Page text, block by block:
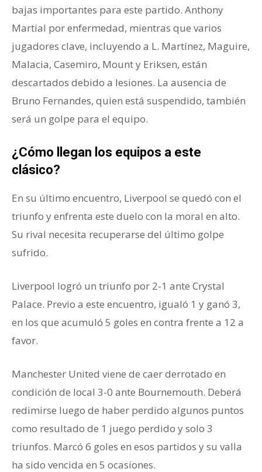
bajas importantes para este partido. Anthony
Martial por enfermedad, mientras que varios
jugadores clave, incluyendo a L. Martínez, Maguire,
Malacia, Casemiro, Mount y Eriksen, están
descartados debido a lesiones. La ausencia de
Bruno Fernandes, quien está suspendido, también
será un golpe para el equipo.
¿Cómo llegan los equipos a este
clásico?
En su último encuentro, Liverpool se quedó con el
triunfo y enfrenta este duelo con la moral en alto.
Su rival necesita recuperarse del último golpe
sufrido.
Liverpool logró un triunfo por 2-1 ante Crystal
Palace. Previo a este encuentro, igualó 1 y ganó 3,
en los que acumuló 5 goles en contra frente a 12 a
favor.
Manchester United viene de caer derrotado en
condición de local 3-0 ante Bournemouth. Deberá
redimirse luego de haber perdido algunos puntos
como resultado de 1 juego perdido y solo 3
triunfos. Marcó 6 goles en esos partidos y su valla
ha sido vencida en 5 ocasiones.